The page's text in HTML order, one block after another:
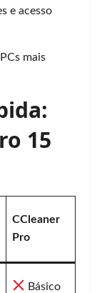
e acesso
mais
15
CCleaner
Pro
Básico